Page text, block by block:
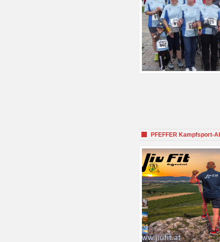
PFEFFER Kampfsport-